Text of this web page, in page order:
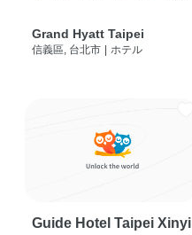
Grand Hyatt Taipei
信義區, 台北市 ホテル
Guide Hotel Taipei Xinyi